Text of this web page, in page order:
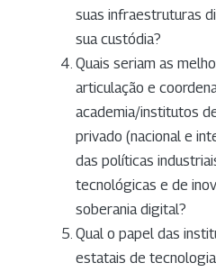
suas infraestruturas
sua custódia?
Quais seriam as
articulação e
academia/institutos
privado (nacional e
das políticas
tecnológicas e de
soberania digital?
Qual o papel das
estatais de